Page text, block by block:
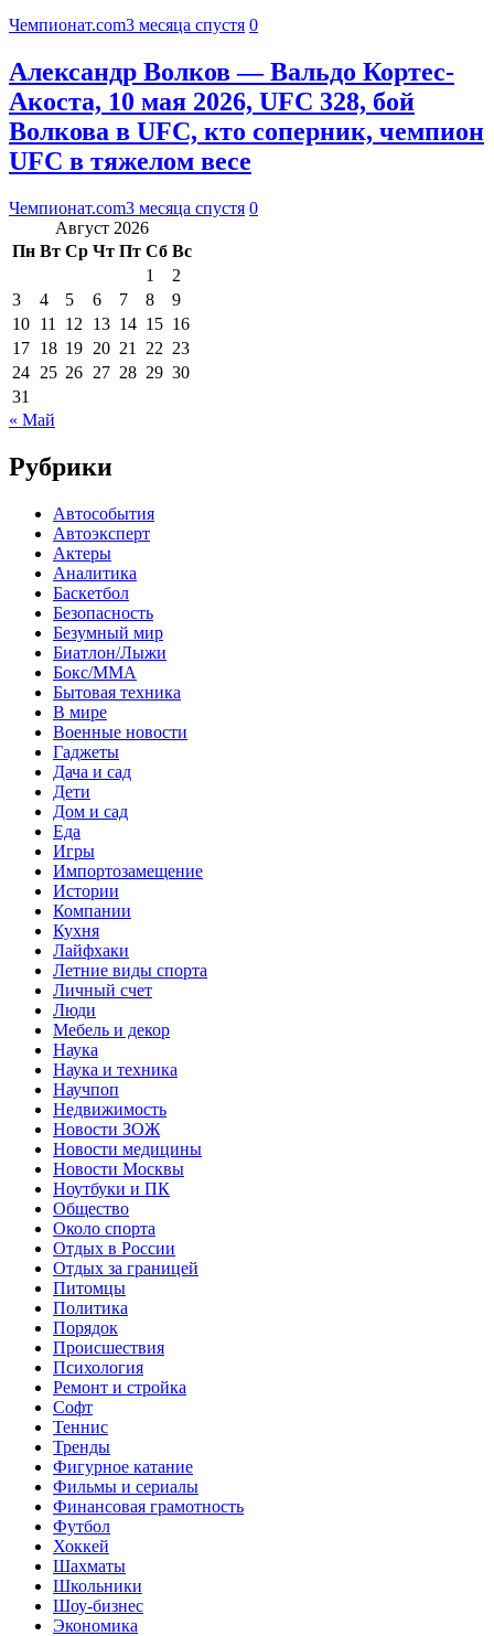
Чемпионат.com3 месяца спустя 0
Александр Волков — Вальдо Кортес-
Акоста, 10 мая 2026, UFC 328, бой
Волкова в UFC, кто соперник, чемпион
UFC в тяжелом весе
Чемпионат.com3 месяца спустя 0
Август 2026
Пн Вт Ср Чт Пт Сб Вс
1
2
3
4 5 6 7 8
9
10 11 12 13 14 15 16
17 18 19 20 21 22 23
24 25 26 27 28 29 30
31
« Май
Рубрики
Автособытия
Автоэксперт
Актеры
Аналитика
Баскетбол
Безопасность
Безумный мир
Биатлон/Лыжи
Бокс/MMA
Бытовая техника
В мире
Военные новости
Гаджеты
Дача и сад
Дети
Дом и сад
Еда
Игры
Импортозамещение
Истории
Компании
Кухня
Лайфхаки
Летние виды спорта
Личный счет
Люди
Мебель и декор
Наука
Наука и техника
Научпоп
Недвижимость
Новости ЗОЖ
Новости медицины
Новости Москвы
Ноутбуки и ПК
Общество
Около спорта
Отдых в России
Отдых за границей
Питомцы
Политика
Порядок
Происшествия
Психология
Ремонт и стройка
Софт
Теннис
Тренды
Фигурное катание
Фильмы и сериалы
Финансовая грамотность
Футбол
Хоккей
Шахматы
Школьники
Шоу-бизнес
Экономика